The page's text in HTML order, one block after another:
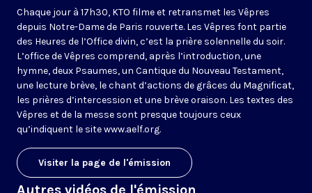
Chaque jour à 17h30, KTO filme et retransmet les Vêpres
depuis Notre-Dame de Paris rouverte. Les Vêpres font partie
des Heures de l’Office divin, c’est la prière solennelle du soir.
L’office de Vêpres comprend, après l’introduction, une
hymne, deux Psaumes, un Cantique du Nouveau Testament,
une lecture brève, le chant d’actions de grâces du Magnificat,
les prières d’intercession et une brève oraison. Les textes des
Vêpres et de la messe sont presque toujours ceux
qu’indiquent le sitewww.aelf.org.
Visiter la page de l'émission